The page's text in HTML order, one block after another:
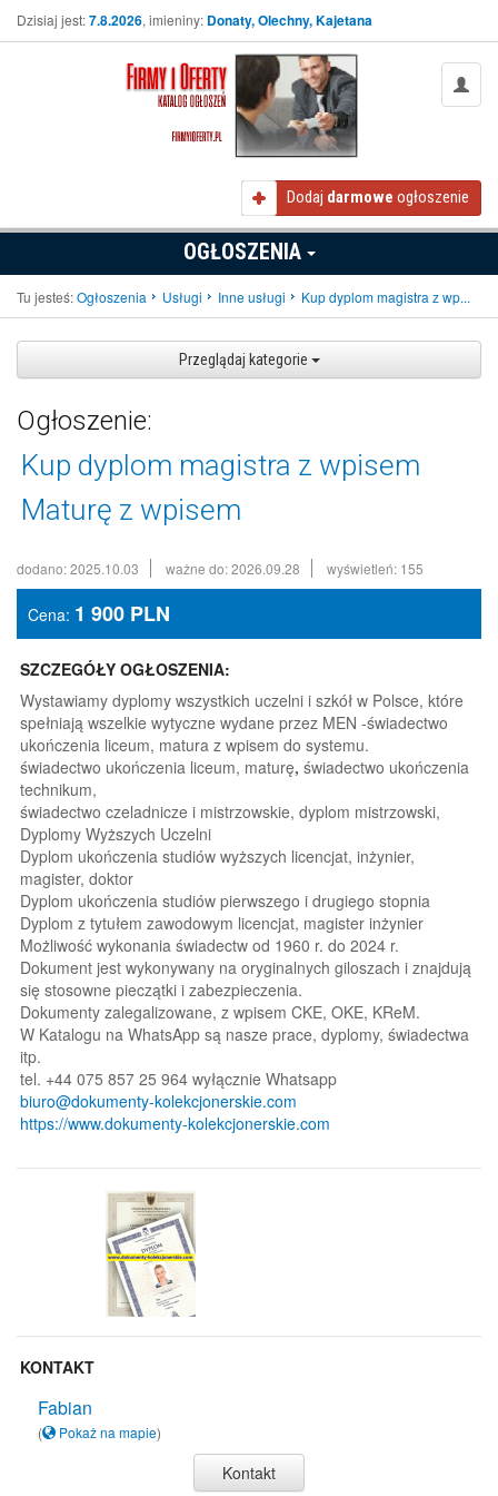
Dzisiaj jest:7.8.2026, imieniny: Donaty, Olechny, Kajetana
Dodaj darmowe ogłoszenie
OGŁOSZENIA
Tu jesteś:Ogłoszenia Usługi Inne usługi Kup dyplom magistra z wp...
Przeglądaj kategorie
Ogłoszenie:
Kup dyplom magistra z wpisem
Maturę z wpisem
dodano: 2025.10.03 ważne do: 2026.09.28 wyświetleń: 155
Cena: 1 900 PLN
SZCZEGÓŁY OGŁOSZENIA:
Wystawiamy dyplomy wszystkich uczelni i szkół w Polsce, które
spełniają wszelkie wytyczne wydane przez MEN -świadectwo
ukończenia liceum, matura z wpisem do systemu.
świadectwo ukończenia liceum, maturę, świadectwo ukończenia
technikum,
świadectwo czeladnicze i mistrzowskie, dyplom mistrzowski,
Dyplomy Wyższych Uczelni
Dyplom ukończenia studiów wyższych licencjat, inżynier,
magister, doktor
Dyplom ukończenia studiów pierwszego i drugiego stopnia
Dyplom z tytułem zawodowym licencjat, magister inżynier
Możliwość wykonania świadectw od 1960 r. do 2024 r.
Dokument jest wykonywany na oryginalnych giloszach i znajdują
się stosowne pieczątki i zabezpieczenia.
Dokumenty zalegalizowane, z wpisem CKE, OKE, KReM.
W Katalogu na WhatsApp są nasze prace, dyplomy, świadectwa
itp.
tel. +44 075 857 25 964 wyłącznie Whatsapp
biuro@dokumenty-kolekcjonerskie.com
https://www.dokumenty-kolekcjonerskie.com
KONTAKT
Fabian
( Pokaż na mapie)
Kontakt